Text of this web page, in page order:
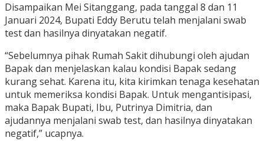
Disampaikan Mei Sitanggang, pada tanggal 8 dan 11
Januari 2024, Bupati Eddy Berutu telah menjalani swab
test dan hasilnya dinyatakan negatif.
“Sebelumnya pihak Rumah Sakit dihubungi oleh ajudan
Bapak dan menjelaskan kalau kondisi Bapak sedang
kurang sehat. Karena itu, kita kirimkan tenaga kesehatan
untuk memeriksa kondisi Bapak. Untuk mengantisipasi,
maka Bapak Bupati, Ibu, Putrinya Dimitria, dan
ajudannya menjalani swab test, dan hasilnya dinyatakan
negatif,” ucapnya.